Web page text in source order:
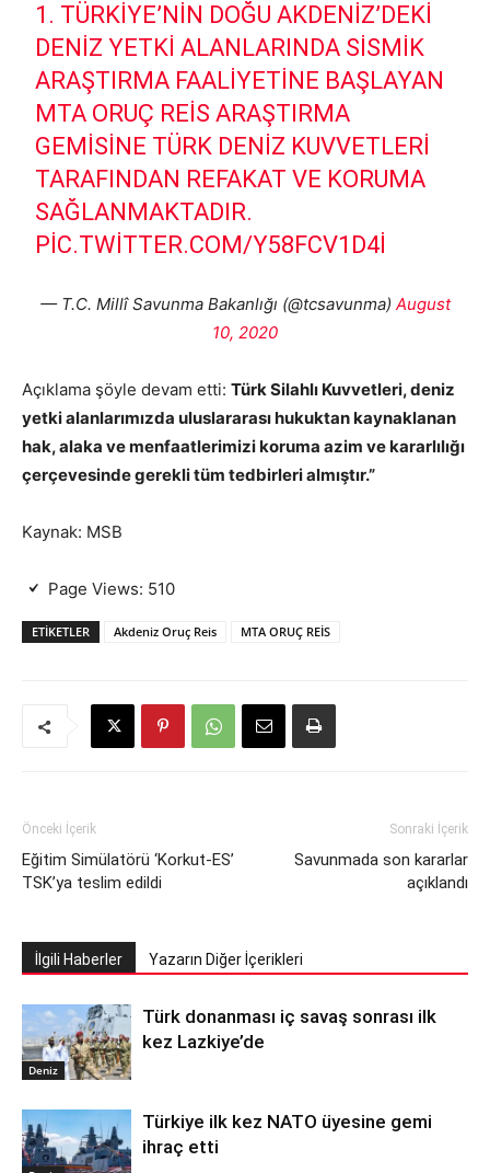
1. TÜRKIYE’NIN DOĞU AKDENIZ’DEKI
DENIZ YETKI ALANLARINDA SISMIK
ARAŞTIRMA FAALIYETINE BAŞLAYAN
MTA ORUÇ REİS ARAŞTIRMA
GEMISINE TÜRK DENIZ KUVVETLERI
TARAFINDAN REFAKAT VE KORUMA
SAĞLANMAKTADIR.
PIC.TWITTER.COM/Y58FCV1D4I
— T.C. Millî Savunma Bakanlığı (@tcsavunma) August
10, 2020
Açıklama şöyle devam etti: Türk Silahlı Kuvvetleri, deniz
yetki alanlarımızda uluslararası hukuktan kaynaklanan
hak, alaka ve menfaatlerimizi koruma azim ve kararlılığı
çerçevesinde gerekli tüm tedbirleri almıştır.”
Kaynak: MSB
Page Views: 510
ETIKETLER Akdeniz Oruç Reis MTA ORUÇ REİS
Önceki İçerik
Eğitim Simülatörü ‘Korkut-ES’
TSK’ya teslim edildi
Sonraki İçerik
Savunmada son kararlar
açıklandı
İlgili Haberler Yazarın Diğer İçerikleri
Deniz
Türk donanması iç savaş sonrası ilk
kez Lazkiye’de
Türkiye ilk kez NATO üyesine gemi
ihraç etti